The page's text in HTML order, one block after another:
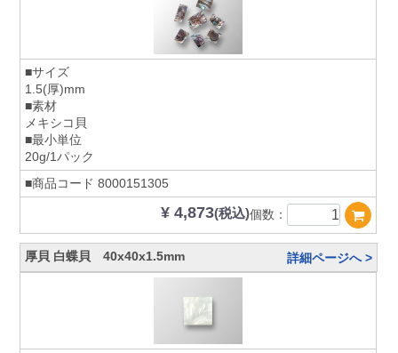
■サイズ
1.5(厚)mm
■素材
メキシコ貝
■最小単位
20g/1パック
■商品コード 8000151305
¥ 4,873(税込)個数：
厚貝 白蝶貝 40x40x1.5mm 詳細ページへ >